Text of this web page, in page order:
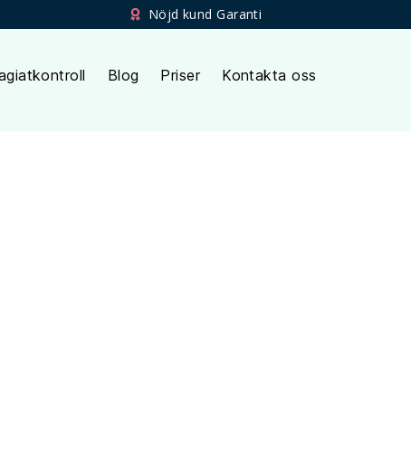
Nöjd kund Garanti
Blog Priser Kontakta oss